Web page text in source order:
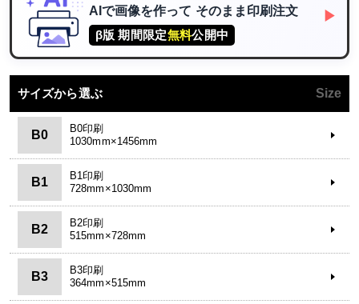
AIで画像を作って そのまま印刷注文
β版 期間限定無料公開中
▶
サイズから選ぶ Size
B0
B0印刷
1030mm×1456mm
B1
B1印刷
728mm×1030mm
B2
B2印刷
515mm×728mm
B3
B3印刷
364mm×515mm